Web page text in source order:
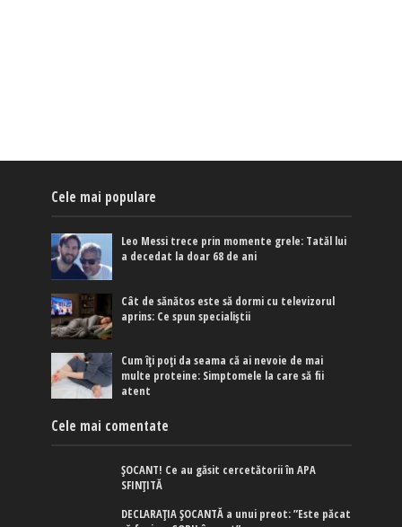
Cele mai populare
Leo Messi trece prin momente grele: Tatăl lui
a decedat la doar 68 de ani
Cât de sănătos este să dormi cu televizorul
aprins: Ce spun specialiștii
Cum îți poți da seama că ai nevoie de mai
multe proteine: Simptomele la care să fii
atent
Cele mai comentate
ȘOCANT! Ce au găsit cercetătorii în APA
SFINȚITĂ
DECLARAȚIA ȘOCANTĂ a unui preot: ”Este păcat